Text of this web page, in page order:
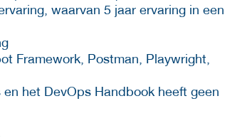
waarvan 5 jaar ervaring in een
Framework, Postman, Playwright,
het DevOps Handbook heeft geen